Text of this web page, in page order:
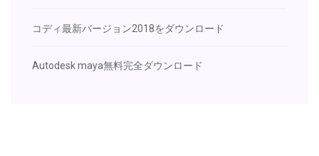
コディ最新バージョン2018をダウンロード
Autodesk maya無料完全ダウンロード